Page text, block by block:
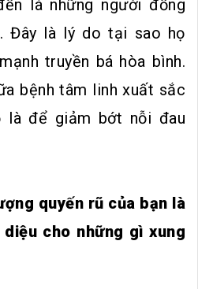
là những người đồng
Đây là lý do tại sao họ
truyền bá hòa bình.
bệnh tâm linh xuất sắc
là để giảm bớt nỗi đau
quyến rũ của bạn là
cho những gì xung